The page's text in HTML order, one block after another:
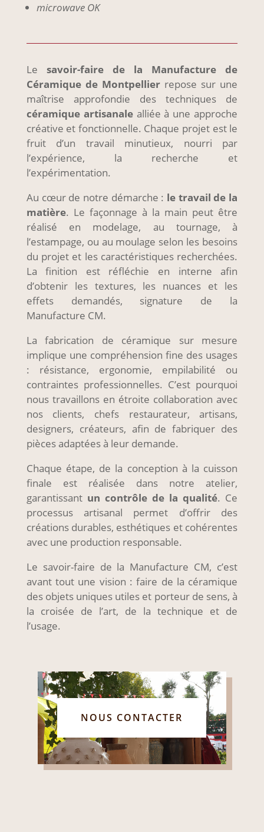
microwave OK
Le savoir-faire de la Manufacture de
Céramique de Montpellierrepose sur une
maîtrise approfondie des techniques de
céramique artisanalealliée à une approche
créative et fonctionnelle. Chaque projet est le
fruit d’un travail minutieux, nourri par
l’expérience, la recherche et
l’expérimentation.
Au cœur de notre démarche : le travail de la
matière. Le façonnage à la main peut être
réalisé en modelage, au tournage, à
l’estampage, ou au moulage selon les besoins
du projet et les caractéristiques recherchées.
La finition est réfléchie en interne afin
d’obtenir les textures, les nuances et les
effets demandés, signature de la
Manufacture CM.
La fabrication de céramique sur mesure
implique une compréhension fine des usages
: résistance, ergonomie, empilabilité ou
contraintes professionnelles. C’est pourquoi
nous travaillons en étroite collaboration avec
nos clients, chefs restaurateur, artisans,
designers, créateurs, afin de fabriquer des
pièces adaptées à leur demande.
Chaque étape, de la conception à la cuisson
finale est réalisée dans notre atelier,
garantissant un contrôle de la qualité. Ce
processus artisanal permet d’offrir des
créations durables, esthétiques et cohérentes
avec une production responsable.
Le savoir-faire de la Manufacture CM, c’est
avant tout une vision : faire de la céramique
des objets uniques utiles et porteur de sens, à
la croisée de l’art, de la technique et de
l’usage.
NOUS CONTACTER